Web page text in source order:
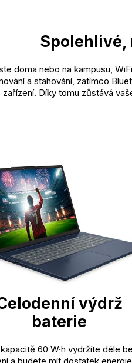
Spolehlivé,
doma nebo na kampusu,
a stahování, zatímco
zařízení. Díky tomu zůstává
výdrž
baterie
60 W·h vydržíte déle